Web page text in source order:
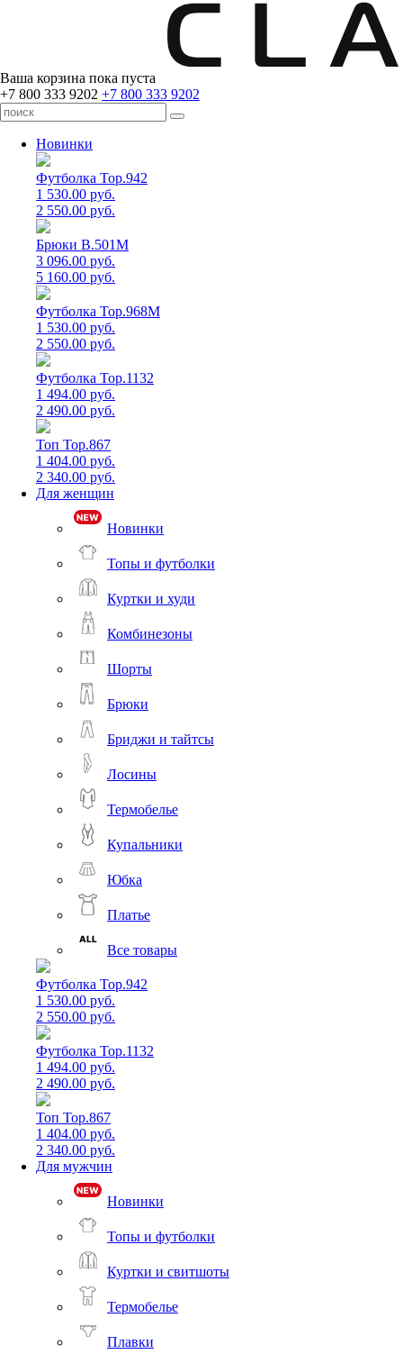
Ваша корзина пока пуста
+7 800 333 9202 +7 800 333 9202
Новинки
Футболка Top.942
1 530.00 руб.
2 550.00 руб.
Брюки B.501M
3 096.00 руб.
5 160.00 руб.
Футболка Top.968M
1 530.00 руб.
2 550.00 руб.
Футболка Top.1132
1 494.00 руб.
2 490.00 руб.
Топ Top.867
1 404.00 руб.
2 340.00 руб.
Для женщин
Новинки
Топы и футболки
Куртки и худи
Комбинезоны
Шорты
Брюки
Бриджи и тайтсы
Лосины
Термобелье
Купальники
Юбка
Платье
Все товары
Футболка Top.942
1 530.00 руб.
2 550.00 руб.
Футболка Top.1132
1 494.00 руб.
2 490.00 руб.
Топ Top.867
1 404.00 руб.
2 340.00 руб.
Для мужчин
Новинки
Топы и футболки
Куртки и свитшоты
Термобелье
Плавки